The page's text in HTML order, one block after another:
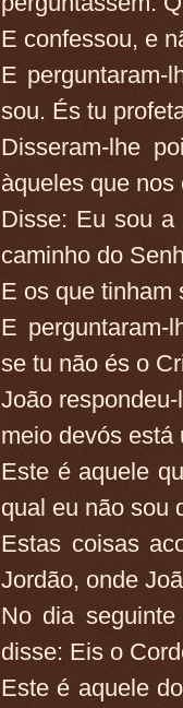
E confessou, e
E perguntaram-
sou. És tu
Disseram-lhe
àqueles que
Disse: Eu sou a
caminho do
E os que tinham
E perguntaram-
se tu não és o
João
meio devós está
Este é aquele
qual eu não sou
Estas coisas
Jordão, onde
No dia
disse: Eis o
Este é aquele